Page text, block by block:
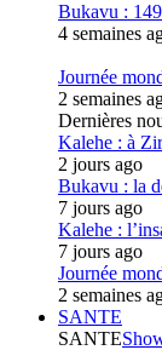
Bukavu :
4 semaines
Journée
2 semaines
Dernières
Kalehe : à
2 jours ago
Bukavu : la
7 jours ago
Kalehe :
7 jours ago
Journée
2 semaines
SANTE
SANTE